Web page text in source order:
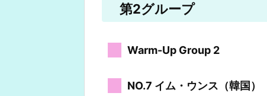
第2グループ
Warm-Up Group 2
NO.7 イム・ウンス（韓国）